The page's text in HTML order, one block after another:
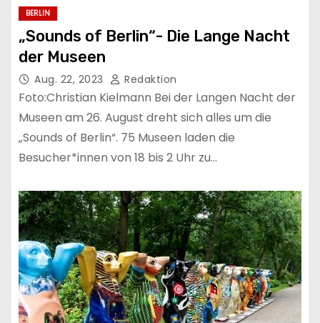
BERLIN
„Sounds of Berlin“- Die Lange Nacht
der Museen
Aug. 22, 2023 Redaktion
Foto:Christian Kielmann Bei der Langen Nacht der
Museen am 26. August dreht sich alles um die
„Sounds of Berlin“. 75 Museen laden die
Besucher*innen von 18 bis 2 Uhr zu…